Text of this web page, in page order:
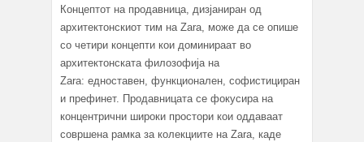
Концептот на продавница, дизјаниран од
архитектонскиот тим на Zara, може да се опише
со четири концепти кои доминираат во
архитектонската филозофија на
Zara: едноставен, функционален, софистициран
и префинет. Продавницата се фокусира на
концентрични широки простори кои оддаваат
совршена рамка за колекциите на Zara, каде